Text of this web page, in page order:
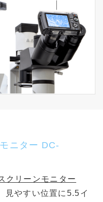
ニター DC-
クリーンモニター
見やすい位置に5.5イ